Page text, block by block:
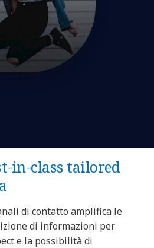
in-class tailored
di contatto amplifica le
di informazioni per
e la possibilità di